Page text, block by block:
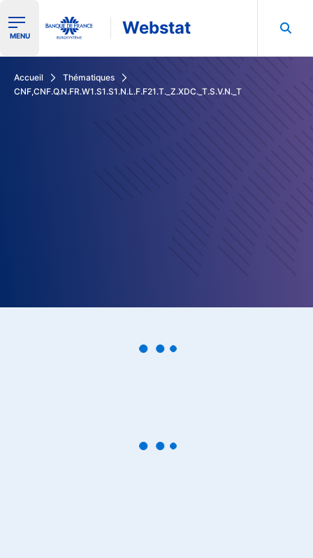
Ouvrir le menu de navigation
MENU Webstat
Accueil
Thématiques
CNF,CNF.Q.N.FR.W1.S1.S1.N.L.F.F21.T._Z.XDC._T.S.V.N._T